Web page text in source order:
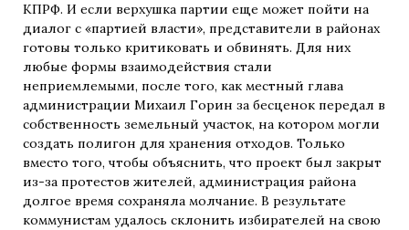
КПРФ. И если верхушка партии еще может пойти на
диалог с «партией власти», представители в районах
готовы только критиковать и обвинять. Для них
любые формы взаимодействия стали
неприемлемыми, после того, как местный глава
администрации Михаил Горин за бесценок передал в
собственность земельный участок, на котором могли
создать полигон для хранения отходов. Только
вместо того, чтобы объяснить, что проект был закрыт
из-за протестов жителей, администрация района
долгое время сохраняла молчание. В результате
коммунистам удалось склонить избирателей на свою